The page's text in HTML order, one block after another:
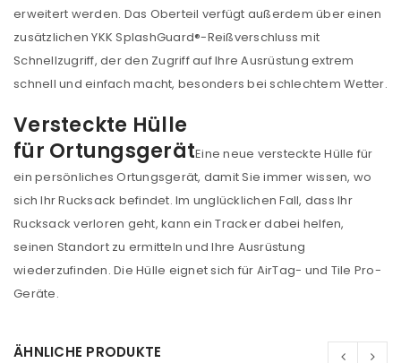
ANMELDEN
Passwort*
Anmeldeformular geschützt durchWP Captcha
PASSWORT VERGESSEN?
erweitert werden. Das Oberteil verfügt außerdem über einen
zusätzlichen YKK SplashGuard®-Reißverschluss mit
Schnellzugriff, der den Zugriff auf Ihre Ausrüstung extrem
schnell und einfach macht, besonders bei schlechtem Wetter.
Versteckte Hülle
für OrtungsgerätEine neue versteckte Hülle für
ein persönliches Ortungsgerät, damit Sie immer wissen, wo
sich Ihr Rucksack befindet. Im unglücklichen Fall, dass Ihr
Rucksack verloren geht, kann ein Tracker dabei helfen,
seinen Standort zu ermitteln und Ihre Ausrüstung
wiederzufinden. Die Hülle eignet sich für AirTag- und Tile Pro-
Geräte.
ÄHNLICHE PRODUKTE